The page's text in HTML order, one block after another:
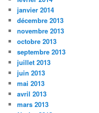
janvier 2014
décembre 2013
novembre 2013
octobre 2013
septembre 2013
juillet 2013
juin 2013
mai 2013
avril 2013
mars 2013